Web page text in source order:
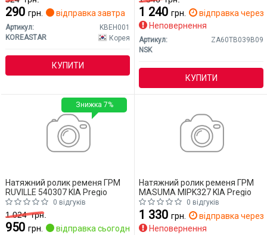
290 грн. відправка завтра
Артикул:
KBEH001
KOREASTAR
Корея
КУПИТИ
1 240 грн.
відправка через
Неповернення
Артикул:
ZA60TB039B09
NSK
КУПИТИ
Натяжний ролик ременя ГРМ
RUVILLE 540307 KIA Pregio
0 відгуків
1 024грн.
950 грн. відправка сьогодні
Знижка 7%
Натяжний ролик ременя ГРМ
MASUMA MIPK327 KIA Pregio
0 відгуків
1 330 грн.
відправка через
Неповернення